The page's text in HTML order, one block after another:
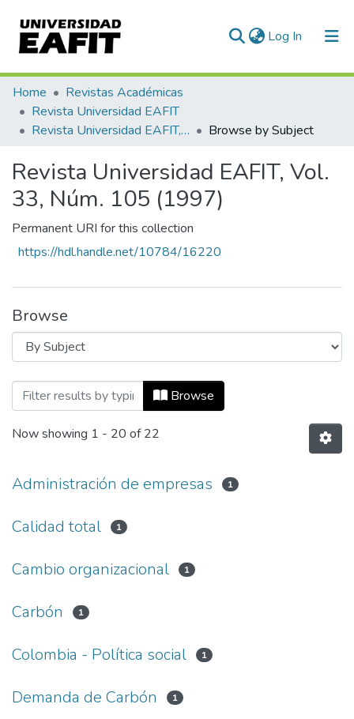
Log In (current)
Communities & Collections
All of DSpace
Home
Revistas Académicas
Revista Universidad EAFIT
Revista Universidad EAFIT, Vol. 33, Núm. 105 (1997)
Browse by Subject
Revista Universidad EAFIT, Vol.
33, Núm. 105 (1997)
Permanent URI for this collection
https://hdl.handle.net/10784/16220
Browse
Browsing Revista Universidad EAFIT,
Browse
Now showing 1 - 20 of 22
Administración de empresas 1
Calidad total 1
Cambio organizacional 1
Carbón 1
Colombia - Política social 1
Demanda de Carbón 1